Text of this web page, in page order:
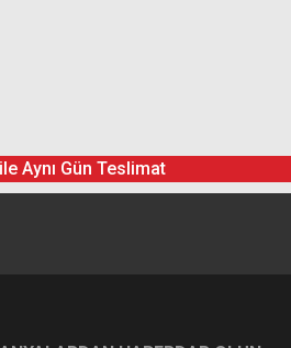
Aynı Gün Teslimat